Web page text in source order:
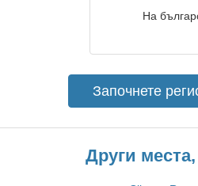
На
Започнете
Други